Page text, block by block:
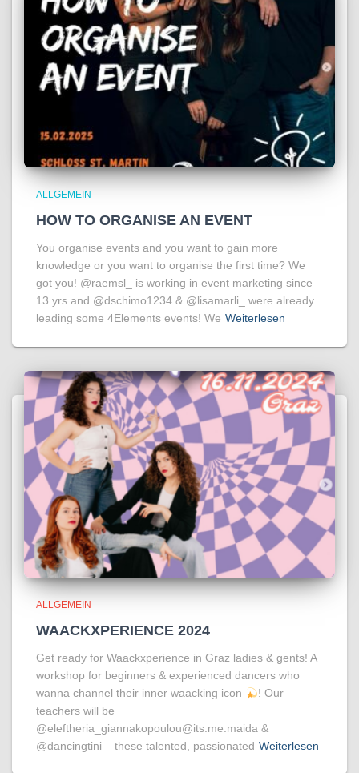
ALLGEMEIN
HOW TO ORGANISE AN EVENT
You organise events and you want to gain more
knowledge or you want to organise the first time? We
got you! @raemsl_ is working in event marketing since
13 yrs and @dschimo1234 & @lisamarli_ were already
leading some 4Elements events! We Weiterlesen
ALLGEMEIN
WAACKXPERIENCE 2024
Get ready for Waackxperience in Graz ladies & gents! A
workshop for beginners & experienced dancers who
wanna channel their inner waacking icon
! Our
teachers will be
@eleftheria_giannakopoulou@its.me.maida &
@dancingtini – these talented, passionated Weiterlesen